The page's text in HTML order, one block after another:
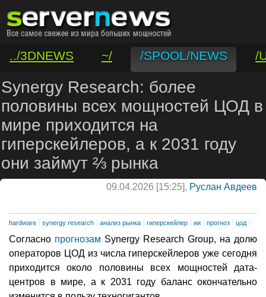
../3DNEWS ~/ /SPOOL/NEWS
/
/VAR/CONTACT
Synergy Research: более
половины всех мощностей ЦОД в
мире приходится на
гиперскейлеров, а к 2031 году
они займут ⅔ рынка
09.04.2026 [15:25], Руслан Авдеев
hardware synergy research анализ рынка гиперскейлер ии прогноз цод
Согласно прогнозам Synergy Research Group, на долю
операторов ЦОД из числа гиперскейлеров уже сегодня
приходится около половины всех мощностей дата-
центров в мире, а к 2031 году баланс окончательно